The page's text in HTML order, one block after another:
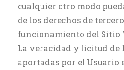
cualquier otro modo
de los derechos de
funcionamiento del Sitio
La veracidad y licitud de
aportadas por el Usuario